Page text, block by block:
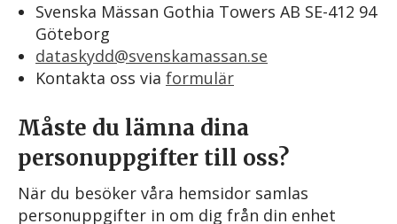
Svenska Mässan Gothia Towers AB SE-412 94
Göteborg
dataskydd@svenskamassan.se
Kontakta oss via formulär
Måste du lämna dina
personuppgifter till oss?
När du besöker våra hemsidor samlas
personuppgifter in om dig från din enhet